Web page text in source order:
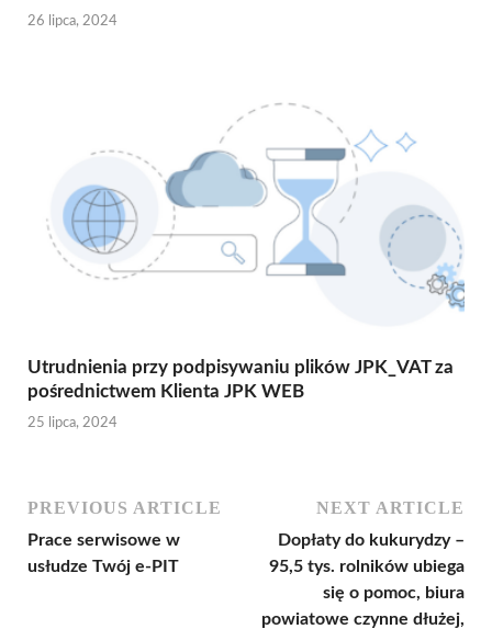
26 lipca, 2024
Utrudnienia przy podpisywaniu plików JPK_VAT za
pośrednictwem Klienta JPK WEB
25 lipca, 2024
PREVIOUS ARTICLE
Prace serwisowe w
usłudze Twój e-PIT
NEXT ARTICLE
Dopłaty do kukurydzy –
95,5 tys. rolników ubiega
się o pomoc, biura
powiatowe czynne dłużej,